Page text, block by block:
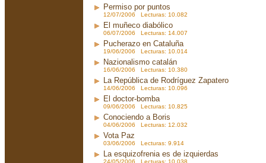
Permiso por puntos
12/07/2006 Lecturas: 10.082
El muñeco diabólico
06/07/2006 Lecturas: 14.007
Pucherazo en Cataluña
19/06/2006 Lecturas: 10.014
Nazionalismo catalán
16/06/2006 Lecturas: 10.380
La República de Rodríguez Zapatero
14/06/2006 Lecturas: 10.096
El doctor-bomba
09/06/2006 Lecturas: 10.825
Conociendo a Boris
04/06/2006 Lecturas: 12.032
Vota Paz
03/06/2006 Lecturas: 9.914
La esquizofrenia es de izquierdas
24/05/2006 Lecturas: 10.038